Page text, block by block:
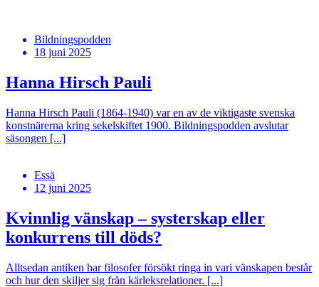
Bildningspodden
18 juni 2025
Hanna Hirsch Pauli
Hanna Hirsch Pauli (1864-1940) var en av de viktigaste svenska
konstnärerna kring sekelskiftet 1900. Bildningspodden avslutar
säsongen [...]
Essä
12 juni 2025
Kvinnlig vänskap – systerskap eller
konkurrens till döds?
Alltsedan antiken har filosofer försökt ringa in vari vänskapen består
och hur den skiljer sig från kärleksrelationer. [...]